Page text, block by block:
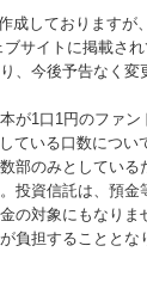
しております
サイトに掲載さ
今後予告なく
1口1円のファ
いる口数につ
のみとしてい
資信託は、預
対象にもなり
負担することとな